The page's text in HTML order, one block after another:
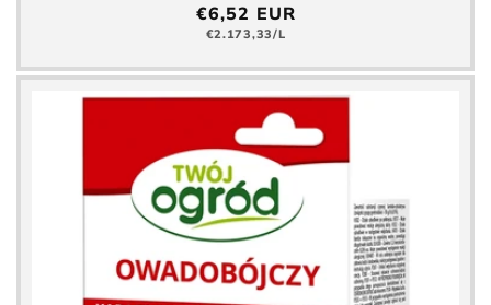
Precio
normal
€6,52 EUR
Precio
€2.173,33/L